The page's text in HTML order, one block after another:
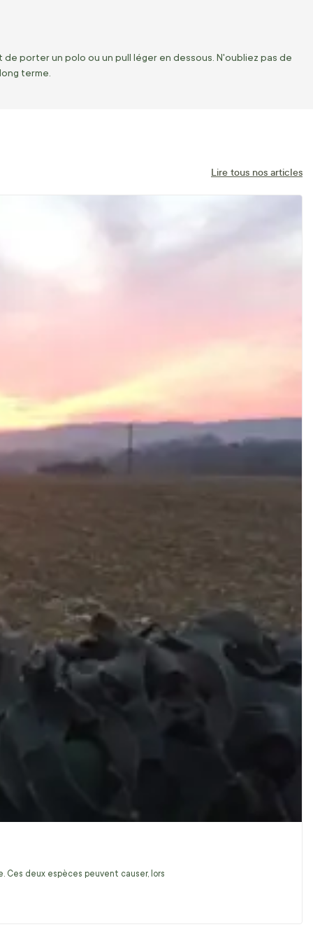
porter un polo ou un pull léger en dessous. N'oubliez pas de
terme.
Lire tous nos articles
Ces deux espèces peuvent causer, lors